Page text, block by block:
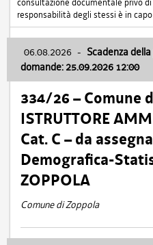
consultazione documentale privo
responsabilità degli stessi è in
06.08.2026 - Scadenza
domande: 25.09.2026 12:00
334/26 – Comune
ISTRUTTORE
Cat. C – da
Demografica-
ZOPPOLA
Comune di Zoppola